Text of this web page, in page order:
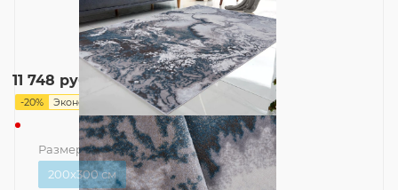
11 748 руб. 14 685руб.
-20% Экономия руб.
Размер — 200x300 см
200x300 см